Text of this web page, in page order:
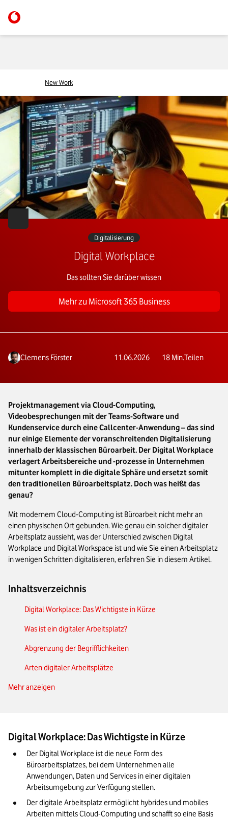
New Work
Digitalisierung
Digital Workplace
Das sollten Sie darüber wissen
Mehr zu Microsoft 365 Business
Clemens Förster 11.06.2026 18 Min.Teilen
Projektmanagement via Cloud-Computing,
Videobesprechungen mit der Teams-Software und
Kundenservice durch eine Callcenter-Anwendung – das sind
nur einige Elemente der voranschreitenden Digitalisierung
innerhalb der klassischen Büroarbeit. Der Digital Workplace
verlagert Arbeitsbereiche und -prozesse in Unternehmen
mitunter komplett in die digitale Sphäre und ersetzt somit
den traditionellen Büroarbeitsplatz. Doch was heißt das
genau?
Mit modernem Cloud-Computing ist Büroarbeit nicht mehr an
einen physischen Ort gebunden. Wie genau ein solcher digitaler
Arbeitsplatz aussieht, was der Unterschied zwischen Digital
Workplace und Digital Workspace ist und wie Sie einen Arbeitsplatz
in wenigen Schritten digitalisieren, erfahren Sie in diesem Artikel.
Inhaltsverzeichnis
Digital Workplace: Das Wichtigste in Kürze
Was ist ein digitaler Arbeitsplatz?
Abgrenzung der Begrifflichkeiten
Arten digitaler Arbeitsplätze
Vorteile und Nachteile eines digitalen Arbeitsplatzes
IT-Expert:innen benötigen cloudbasierte Arbeitsplätze
Wearables als ergänzende Hardware
In sechs Schritten zum digitalen Arbeitsplatz
Unternehmen
Mehr anzeigen
Digital Workplace: Das Wichtigste in Kürze
Der Digital Workplace ist die neue Form des
Büroarbeitsplatzes, bei dem Unternehmen alle
Anwendungen, Daten und Services in einer digitalen
Arbeitsumgebung zur Verfügung stellen.
Der digitale Arbeitsplatz ermöglicht hybrides und mobiles
Arbeiten mittels Cloud-Computing und schafft so eine Basis